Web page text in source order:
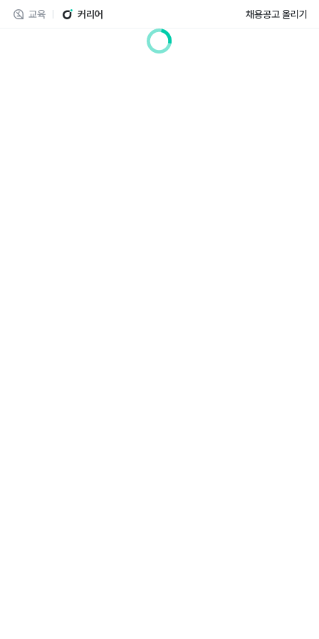
교육 커리어 채용공고 올리기